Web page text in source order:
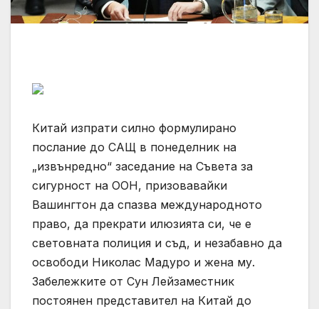
Китай изпрати силно формулирано
послание до САЩ в понеделник на
„извънредно“ заседание на Съвета за
сигурност на ООН, призовавайки
Вашингтон да спазва международното
право, да прекрати илюзията си, че е
световната полиция и съд, и незабавно да
освободи Николас Мадуро и жена му.
Забележките от Сун Лейзаместник
постоянен представител на Китай до